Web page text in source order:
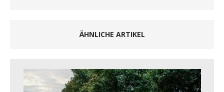
ÄHNLICHE ARTIKEL